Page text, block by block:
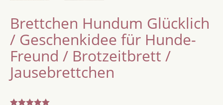
Brettchen Hundum Glücklich
/ Geschenkidee für Hunde-
Freund / Brotzeitbrett /
Jausebrettchen